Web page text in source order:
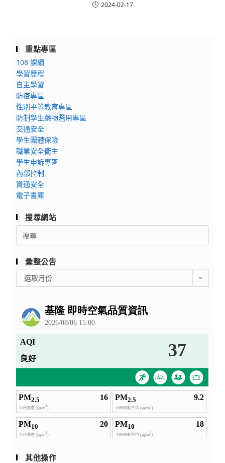
2024-02-17
重點專區
108 課綱
學習歷程
自主學習
防疫專區
性別平等教育專區
防制學生藥物濫用專區
交通安全
學生團體保險
職業安全衛生
學生申訴專區
內部控制
資通安全
電子書庫
搜尋網站
Search
for:
彙整公告
整
選取月份
其他操作